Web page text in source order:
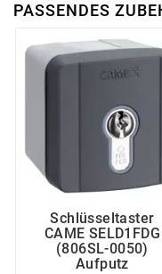
PASSENDES
Schlüsseltaster
CAME SELD1FDG
(806SL-0050)
Aufputz